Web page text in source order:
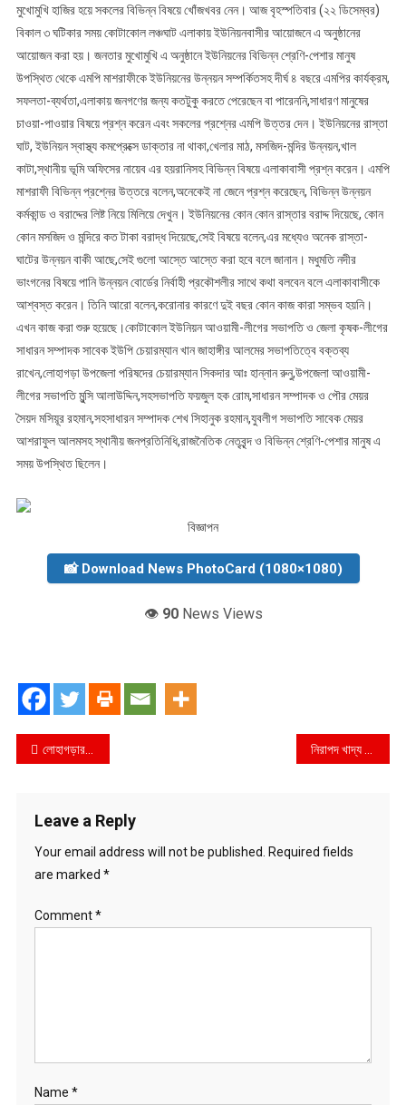
মুখোমুখি হাজির হয়ে সকলের বিভিন্ন বিষয়ে খোঁজখবর নেন। আজ বৃহস্পতিবার (২২ ডিসেম্বর)
বিকাল ৩ ঘটিকার সময় কোটাকোল লঞ্চঘাট এলাকায় ইউনিয়নবাসীর আয়োজনে এ অনুষ্ঠানের
আয়োজন করা হয়। জনতার মুখোমুখি এ অনুষ্ঠানে ইউনিয়নের বিভিন্ন শ্রেণি-পেশার মানুষ
উপস্থিত থেকে এমপি মাশরাফীকে ইউনিয়নের উন্নয়ন সম্পর্কিতসহ দীর্ঘ ৪ বছরে এমপির কার্যক্রম,
সফলতা-ব্যর্থতা,এলাকায় জনগণের জন্য কতটুকু করতে পেরেছেন বা পারেননি,সাধারণ মানুষের
চাওয়া-পাওয়ার বিষয়ে প্রশ্ন করেন এবং সকলের প্রশ্নের এমপি উত্তর দেন। ইউনিয়নের রাস্তা
ঘাট, ইউনিয়ন স্বাস্থ্য কমপ্রেক্সে ডাক্তার না থাকা,খেলার মাঠ, মসজিদ-মন্দির উন্নয়ন,খাল
কাটা,স্থানীয় ভূমি অফিসের নায়েব এর হয়রানিসহ বিভিন্ন বিষয়ে এলাকাবাসী প্রশ্ন করেন। এমপি
মাশরাফী বিভিন্ন প্রশ্নের উত্তরে বলেন,অনেকেই না জেনে প্রশ্ন করেছেন, বিভিন্ন উন্নয়ন
কর্মকান্ড ও বরাদ্দের লিষ্ট নিয়ে মিলিয়ে দেখুন। ইউনিয়নের কোন কোন রাস্তার বরাদ্দ দিয়েছে, কোন
কোন মসজিদ ও মন্দিরে কত টাকা বরাদ্ধ দিয়েছে,সেই বিষয়ে বলেন,এর মধ্যেও অনেক রাস্তা-
ঘাটের উন্নয়ন বাকী আছে,সেই গুলো আস্তে আস্তে করা হবে বলে জানান। মধুমতি নদীর
ভাংগনের বিষয়ে পানি উন্নয়ন বোর্ডের নির্বাহী প্রকৌশলীর সাথে কথা বলবেন বলে এলাকাবাসীকে
আশ্বস্ত করেন। তিনি আরো বলেন,করোনার কারণে দুই বছর কোন কাজ কারা সম্ভব হয়নি।
এখন কাজ করা শুরু হয়েছে।কোটাকোল ইউনিয়ন আওয়ামী-লীগের সভাপতি ও জেলা কৃষক-লীগের
সাধারন সম্পাদক সাবেক ইউপি চেয়ারম্যান খান জাহাঙ্গীর আলমের সভাপতিত্বে বক্তব্য
রাখেন,লোহাগড়া উপজেলা পরিষদের চেয়ারম্যান সিকদার আঃ হান্নান রুনু,উপজেলা আওয়ামী-
লীগের সভাপতি মুন্সি আলাউদ্দিন,সহসভাপতি ফয়জুল হক রোম,সাধারন সম্পাদক ও পৌর মেয়র
সৈয়দ মসিয়ূর রহমান,সহসাধারন সম্পাদক শেখ সিহানুক রহমান,যুবলীগ সভাপতি সাবেক মেয়র
আশরাফুল আলমসহ স্থানীয় জনপ্রতিনিধি,রাজনৈতিক নেতৃবৃন্দ ও বিভিন্ন শ্রেণি-পেশার মানুষ এ
সময় উপস্থিত ছিলেন।
বিজ্ঞাপন
📸 Download News PhotoCard (1080×1080)
👁️ 90News Views
Post
লোহাগড়ার মদিনাপাড়ায় স্ত্রী’র স্বীকৃতির দাবিতে কাবিন নামা হাতে নিয়ে শ্বশুরবাড়িতে তরুণীর অনশন
Leave a Reply
Your email address will not be published.
Required fields
are marked *
Comment*
Name *